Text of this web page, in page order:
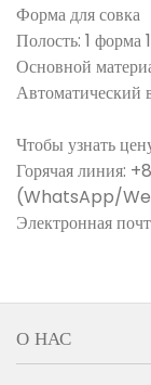
Форма для совка
Полость: 1 форма
Основной
Автоматический
Чтобы узнать
Горячая линия:
(WhatsApp/
Электронная
О НАС